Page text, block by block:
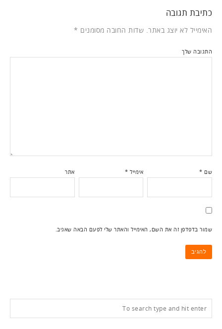
כתיבת תגובה
האימייל לא יוצג באתר. שדות החובה מסומנים *
התגובה שלך
שם * אימייל * אתר
שמור בדפדפן זה את השם, האימייל והאתר שלי לפעם הבאה שאגיב.